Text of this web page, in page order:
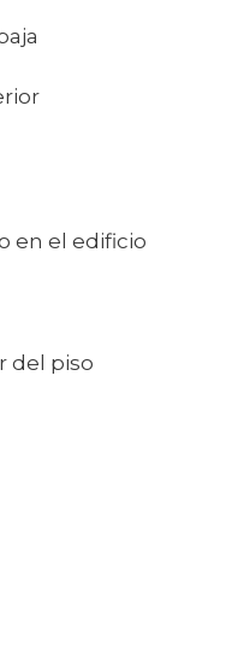
en el edificio
del piso